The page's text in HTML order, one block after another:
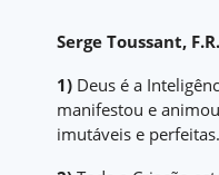
Serge Toussant,
1) Deus é a
manifestou e
imutáveis e perfeitas.